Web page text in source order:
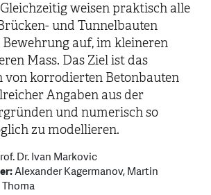
weisen praktisch alle
und Tunnelbauten
auf, im kleineren
Mass. Das Ziel ist das
von korrodierten Betonbauten
Angaben aus der
und numerisch so
zu modellieren.
Dr. Ivan Markovic
Alexander Kagermanov, Martin